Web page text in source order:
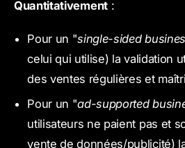
Quantitativement:
Pour un "single-sided
celui qui utilise) la validation
des ventes régulières et
Pour un "ad-supported
utilisateurs ne paient pas et
vente de données/publicité)